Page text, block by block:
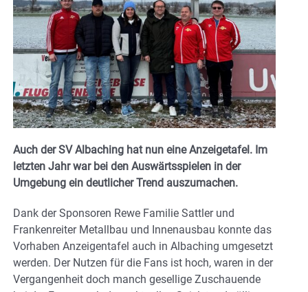
Auch der SV Albaching hat nun eine Anzeigetafel. Im
letzten Jahr war bei den Auswärtsspielen in der
Umgebung ein deutlicher Trend auszumachen.
Dank der Sponsoren Rewe Familie Sattler und
Frankenreiter Metallbau und Innenausbau konnte das
Vorhaben Anzeigentafel auch in Albaching umgesetzt
werden. Der Nutzen für die Fans ist hoch, waren in der
Vergangenheit doch manch gesellige Zuschauende